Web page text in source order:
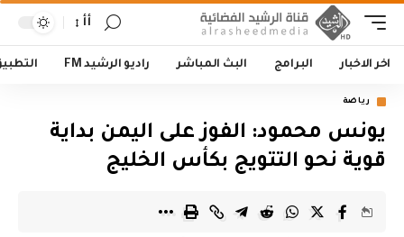
أأ
اخر الاخبار البرامج البث المباشر راديو الرشيد FM
رياضة
يونس محمود: الفوز على اليمن بداية
قوية نحو التتويج بكأس الخليج